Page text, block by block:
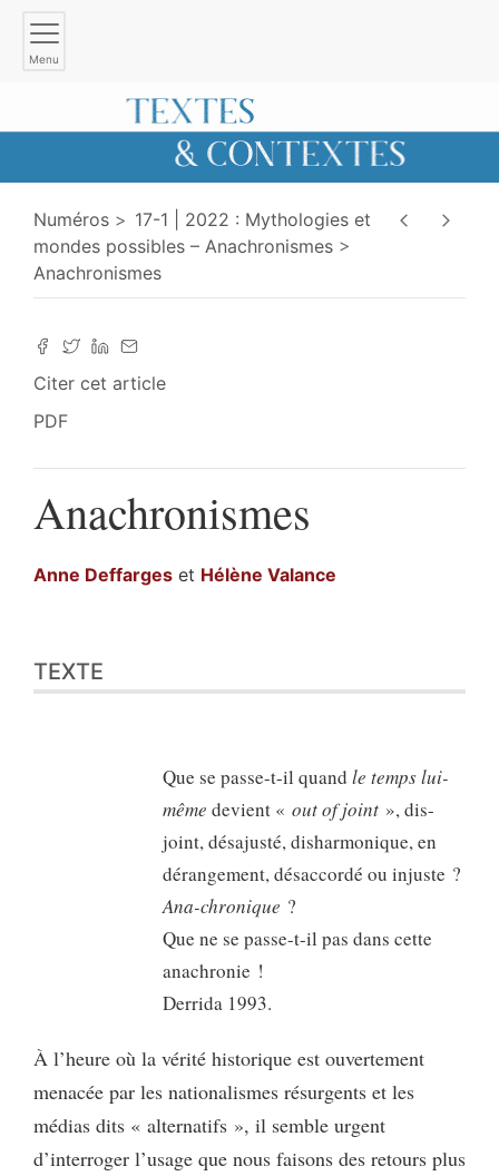
Menu
Numéros
17-1 | 2022 : Mythologies et
mondes possibles – Anachronismes
Anachronismes
Citer cet article
PDF
Anachronismes
Anne Deffarges et Hélène Valance
Bibliographie
Citer cet article
TEXTE
Que se passe-t-il quandle temps lui-
même devient «out of joint », dis-
joint, désajusté, disharmonique, en
dérangement, désaccordé ou injuste ?
Ana-chronique ?
Que ne se passe-t-il pas dans cette
anachronie !
Derrida 1993.
À l’heure où la vérité historique est ouvertement
menacée par les nationalismes résurgents et les
médias dits « alternatifs », il semble urgent
d’interroger l’usage que nous faisons des retours plus